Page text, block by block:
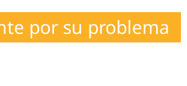
por su problema